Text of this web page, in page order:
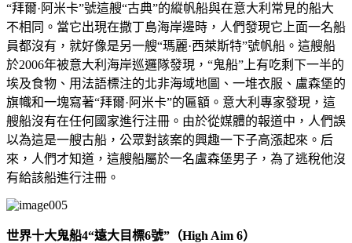
“拜爾·阿米卡”號這艘“古典”的縱帆船與在意大利常見的船大
不相同。當它出現在撒丁島海岸邊時，人們發現它上面一名船
員都沒有，就好像是另一艘“瑪麗·西萊斯特”號帆船。這艘船
於2006年被意大利海岸巡邏隊發現，“鬼船”上有吃剩下一半的
埃及食物、用法語標注的北非海域地圖、一堆衣服、盧森堡的
旗幟和一塊寫著“拜爾·阿米卡”的匾額。意大利專家發現，這
艘船沒有在任何國家進行注冊。由於從媒體的報道中，人們誤
以為這是一艘古船，公眾對該案的興趣一下子高漲起來。后
來，人們才知道，這艘船屬於一名盧森堡男子，為了逃稅他沒
有給該船進行注冊。
世界十大鬼船4“遠大目標6號”（High Aim 6）